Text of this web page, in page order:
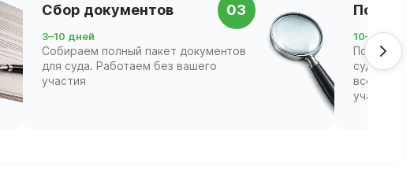
Сбор документов 03
3–10 дней
Собираем полный пакет документов
для суда. Работаем без вашего
участия
Подача
10–21 день
Подаём
суд и
всех